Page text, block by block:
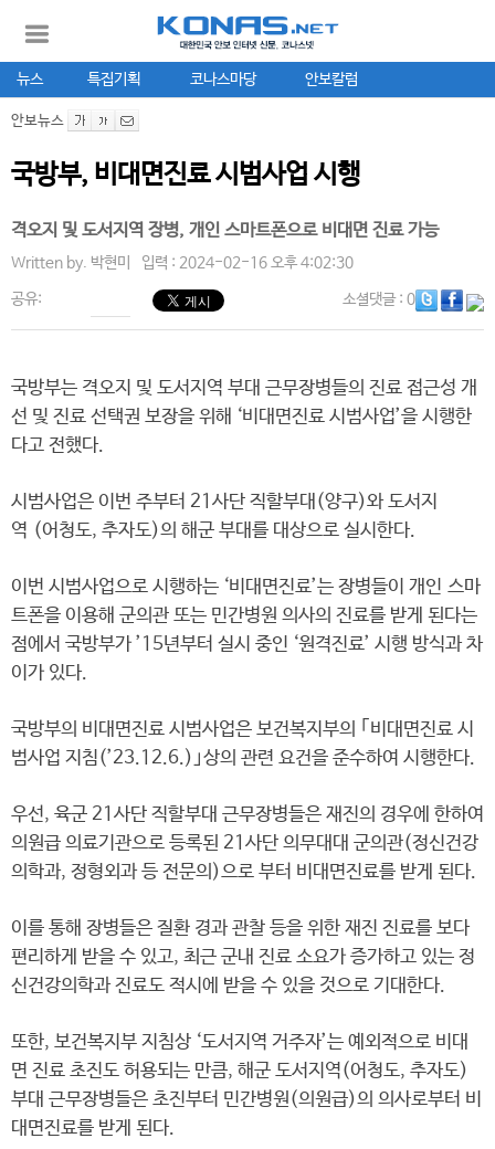
뉴스 특집기획 코나스마당 안보칼럼
안보뉴스
국방부, 비대면진료 시범사업 시행
격오지 및 도서지역 장병, 개인 스마트폰으로 비대면 진료 가능
Written by. 박현미 입력 : 2024-02-16 오후 4:02:30
공유: 소셜댓글: 0
국방부는 격오지 및 도서지역 부대 근무장병들의 진료 접근성 개
선 및 진료 선택권 보장을 위해 ‘비대면진료 시범사업’을 시행한
다고 전했다.
시범사업은 이번 주부터 21사단 직할부대(양구)와 도서지
역 (어청도, 추자도)의 해군 부대를 대상으로 실시한다.
이번 시범사업으로 시행하는 ‘비대면진료’는 장병들이 개인 스마
트폰을 이용해 군의관 또는 민간병원 의사의 진료를 받게 된다는
점에서 국방부가 ’15년부터 실시 중인 ‘원격진료’ 시행 방식과 차
이가 있다.
국방부의 비대면진료 시범사업은 보건복지부의 ｢비대면진료 시
범사업 지침(’23.12.6.)｣상의 관련 요건을 준수하여 시행한다.
우선, 육군 21사단 직할부대 근무장병들은 재진의 경우에 한하여
의원급 의료기관으로 등록된 21사단 의무대대 군의관(정신건강
의학과, 정형외과 등 전문의)으로 부터 비대면진료를 받게 된다.
이를 통해 장병들은 질환 경과 관찰 등을 위한 재진 진료를 보다
편리하게 받을 수 있고, 최근 군내 진료 소요가 증가하고 있는 정
신건강의학과 진료도 적시에 받을 수 있을 것으로 기대한다.
또한, 보건복지부 지침상 ‘도서지역 거주자’는 예외적으로 비대
면 진료 초진도 허용되는 만큼, 해군 도서지역(어청도, 추자도)
부대 근무장병들은 초진부터 민간병원(의원급)의 의사로부터 비
대면진료를 받게 된다.